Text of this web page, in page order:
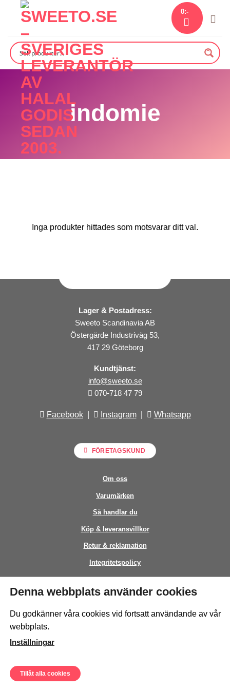
content
0:-
indomie
Inga produkter hittades som motsvarar ditt val.
Lager & Postadress:
Sweeto Scandinavia AB
Östergärde Industriväg 53,
417 29 Göteborg
Kundtjänst:
info@sweeto.se
070-718 47 79
Facebook| Instagram| Whatsapp
FÖRETAGSKUND
Om oss
Varumärken
Så handlar du
Köp & leveransvillkor
Retur & reklamation
Integritetspolicy
Kontakt
This site is protected by reCAPTCHA and the GooglePrivacy Policyand
© Sweeto Scandinavia AB - All rights reserved.
Denna webbplats använder cookies
Du godkänner våra cookies vid fortsatt användande av vår
webbplats.
Inställningar
Tillåt alla cookies